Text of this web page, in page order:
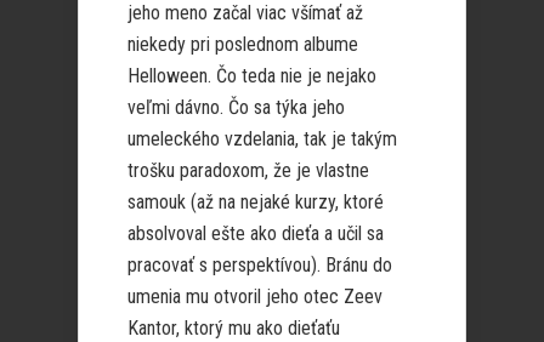
jeho meno začal viac všímať až
niekedy pri poslednom albume
Helloween. Čo teda nie je nejako
veľmi dávno. Čo sa týka jeho
umeleckého vzdelania, tak je takým
trošku paradoxom, že je vlastne
samouk (až na nejaké kurzy, ktoré
absolvoval ešte ako dieťa a učil sa
pracovať s perspektívou). Bránu do
umenia mu otvoril jeho otec Zeev
Kantor, ktorý mu ako dieťaťu